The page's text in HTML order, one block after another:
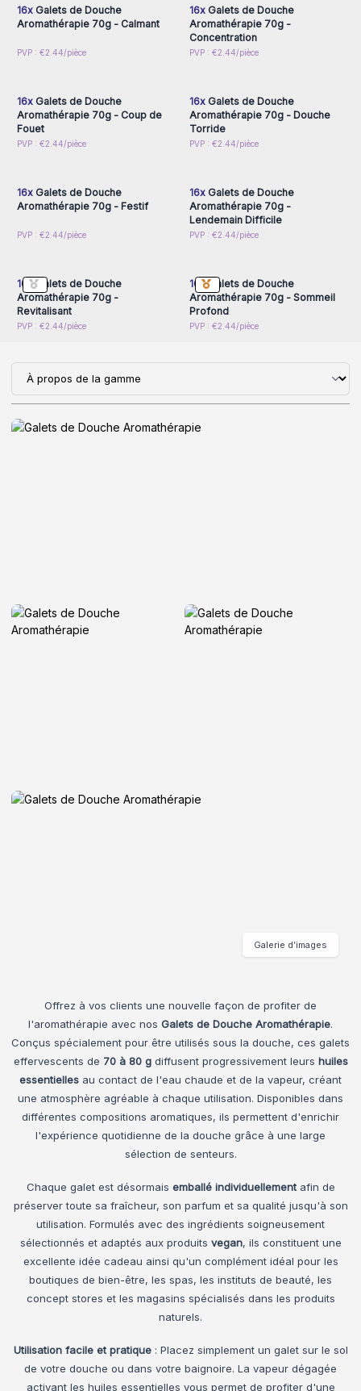
16xGalets de Douche
Aromathérapie 70g - Calmant
PVP : €2.44/pièce
16xGalets de Douche
Aromathérapie 70g -
Concentration
PVP : €2.44/pièce
Connectez-vous ou
16xGalets de Douche
Aromathérapie 70g - Coup de
Fouet
PVP : €2.44/pièce
Connectez-vous ou
16xGalets de Douche
Aromathérapie 70g - Douche
Torride
PVP : €2.44/pièce
Connectez-vous ou
16xGalets de Douche
Aromathérapie 70g - Festif
PVP : €2.44/pièce
Connectez-vous ou
16xGalets de Douche
Aromathérapie 70g -
Lendemain Difficile
PVP : €2.44/pièce
Connectez-vous ou
16xGalets de Douche
Aromathérapie 70g -
Revitalisant
PVP : €2.44/pièce
Connectez-vous ou
16xGalets de Douche
Aromathérapie 70g - Sommeil
Profond
PVP : €2.44/pièce
Offrez à vos clients une nouvelle façon de profiter de
l'aromathérapie avec nos Galets de Douche Aromathérapie.
Conçus spécialement pour être utilisés sous la douche, ces galets
effervescents de 70 à 80 gdiffusent progressivement leurs huiles
essentielles au contact de l'eau chaude et de la vapeur, créant
une atmosphère agréable à chaque utilisation. Disponibles dans
différentes compositions aromatiques, ils permettent d'enrichir
l'expérience quotidienne de la douche grâce à une large
sélection de senteurs.
Chaque galet est désormais emballé individuellementafin de
préserver toute sa fraîcheur, son parfum et sa qualité jusqu'à son
utilisation. Formulés avec des ingrédients soigneusement
sélectionnés et adaptés aux produits vegan, ils constituent une
excellente idée cadeau ainsi qu'un complément idéal pour les
boutiques de bien-être, les spas, les instituts de beauté, les
concept stores et les magasins spécialisés dans les produits
naturels.
Utilisation facile et pratique: Placez simplement un galet sur le sol
de votre douche ou dans votre baignoire. La vapeur dégagée
activant les huiles essentielles vous permet de profiter d'une
Galerie d’images